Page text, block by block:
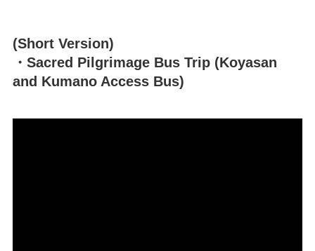
(Short Version)
・Sacred Pilgrimage Bus Trip (Koyasan
and Kumano Access Bus)